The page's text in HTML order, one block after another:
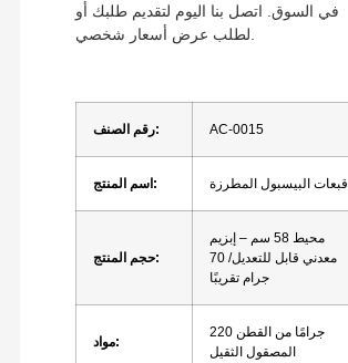
في السوق. اتصل بنا اليوم لتقديم طلبك أو
لطلب عرض أسعار شخصي.
رقم الصنف: AC-0015
اسم المنتج: قبعات البيسبول المطرزة
حجم المنتج:
محيط 58 سم – إبزيم
معدني قابل للتعديل/ 70
جرام تقريبًا
مواد:
220 جرامًا من القطن
المصقول الثقيل